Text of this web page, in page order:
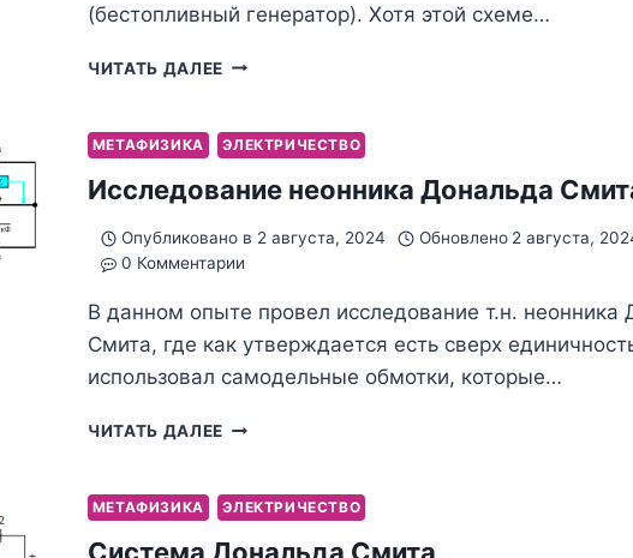
(бестопливный генератор). Хотя этой схеме…
ЧИТАТЬ ДАЛЕЕ ДОСКА
МЕТАФИЗИКА ЭЛЕКТРИЧЕСТВО
Исследование неонника Дональда
Опубликовано в 2 августа, 2024 Обновлено 2 августа,
0 Комментарии
В данном опыте провел исследование т.н. неонника
Смита, где как утверждается есть сверх
использовал самодельные обмотки, которые…
ЧИТАТЬ ДАЛЕЕ ИССЛЕДОВАНИЕ
СМИТА
МЕТАФИЗИКА ЭЛЕКТРИЧЕСТВО